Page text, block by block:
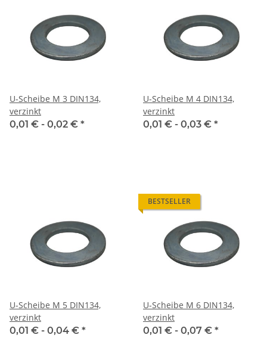
U-Scheibe M 3 DIN134,
verzinkt
0,01 € - 0,02 € *
U-Scheibe M 4 DIN134,
verzinkt
0,01 € - 0,03 € *
U-Scheibe M 5 DIN134,
verzinkt
0,01 € - 0,04 € *
BESTSELLER
U-Scheibe M 6 DIN134,
verzinkt
0,01 € - 0,07 € *